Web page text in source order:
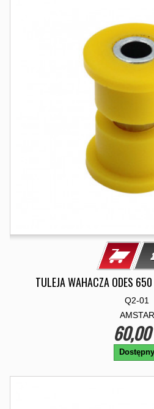
TULEJA WAHACZA ODES
Q2-01
AMSTAR
60,00
Dostępny